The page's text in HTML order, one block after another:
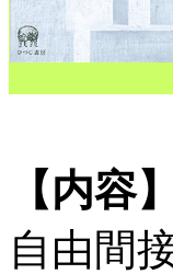
【内容】
自由間